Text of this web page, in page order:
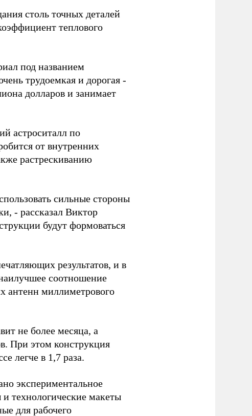
столь точных деталей
теплового
под названием
трудоемкая и дорогая -
долларов и занимает
астроситалл по
от внутренних
растрескиванию
сильные стороны
- рассказал Виктор
будут формоваться
результатов, и в
соотношение
антенн миллиметрового
не более месяца, а
При этом конструкция
легче в 1,7 раза.
экспериментальное
технологические макеты
для рабочего